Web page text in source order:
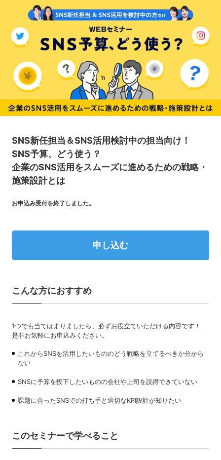
SNS新任担当＆SNS活用検討中の担当向け！
SNS予算、どう使う？
企業のSNS活用をスムーズに進めるための戦略・
施策設計とは
お申込み受付を終了しました。
申し込む
こんな方におすすめ
1つでも当てはまりましたら、必ずお役立ていただける内容です！
是非お気軽にお申込みください。
これからSNSを活用したいもののどう戦略を立てるべきか分から
ない
SNSに予算を投下したいものの会社や上司を説得できていない
課題に合ったSNSでの打ち手と適切なKPI設計が知りたい
このセミナーで学べること